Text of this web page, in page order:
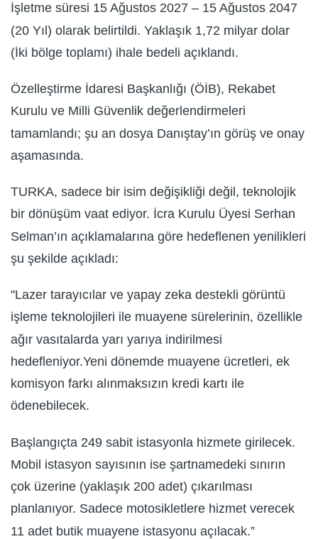
İşletme süresi 15 Ağustos 2027 – 15 Ağustos 2047
(20 Yıl) olarak belirtildi. Yaklaşık 1,72 milyar dolar
(İki bölge toplamı) ihale bedeli açıklandı.
Özelleştirme İdaresi Başkanlığı (ÖİB), Rekabet
Kurulu ve Milli Güvenlik değerlendirmeleri
tamamlandı; şu an dosya Danıştay’ın görüş ve onay
aşamasında.
TURKA, sadece bir isim değişikliği değil, teknolojik
bir dönüşüm vaat ediyor. İcra Kurulu Üyesi Serhan
Selman’ın açıklamalarına göre hedeflenen yenilikleri
şu şekilde açıkladı:
"Lazer tarayıcılar ve yapay zeka destekli görüntü
işleme teknolojileri ile muayene sürelerinin, özellikle
ağır vasıtalarda yarı yarıya indirilmesi
hedefleniyor.Yeni dönemde muayene ücretleri, ek
komisyon farkı alınmaksızın kredi kartı ile
ödenebilecek.
Başlangıçta 249 sabit istasyonla hizmete girilecek.
Mobil istasyon sayısının ise şartnamedeki sınırın
çok üzerine (yaklaşık 200 adet) çıkarılması
planlanıyor. Sadece motosikletlere hizmet verecek
11 adet butik muayene istasyonu açılacak.”